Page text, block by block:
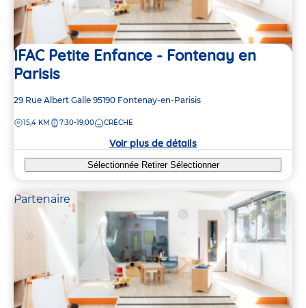
IFAC Petite Enfance - Fontenay en
Parisis
Adresse
la
29 Rue Albert Galle 95190 Fontenay-en-Parisis
DISTANCE
15,4 KM 7:30-19:00 CRÈCHE
Voir plus de détails
Sélectionnée Retirer Sélectionner
Partenaire